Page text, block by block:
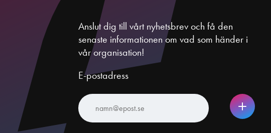
Anslut dig till vårt nyhetsbrev och få den
senaste informationen om vad som händer i
vår organisation!
E-postadress